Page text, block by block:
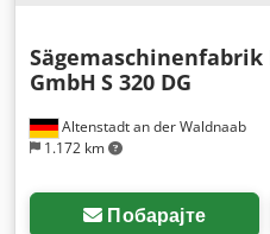
Altenstadt an der Waldnaab
1.172 km
Sägemaschinenfabrik
GmbH S 320 DG
Побарајте